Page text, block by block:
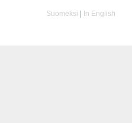
Suomeksi In English